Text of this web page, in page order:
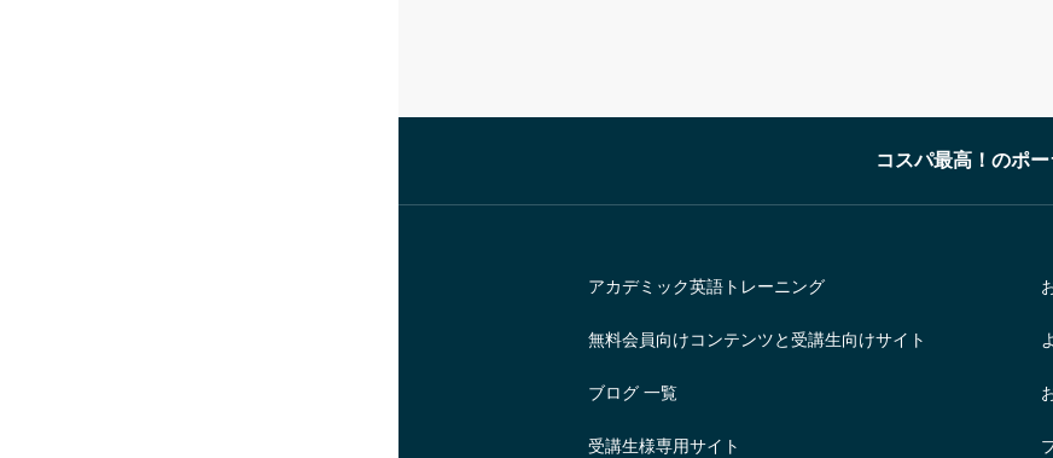
コスパ最高！のポ
アカデミック英語トレーニング
無料会員向けコンテンツと受講生向けサイト
ブログ 一覧
受講生様専用サイト